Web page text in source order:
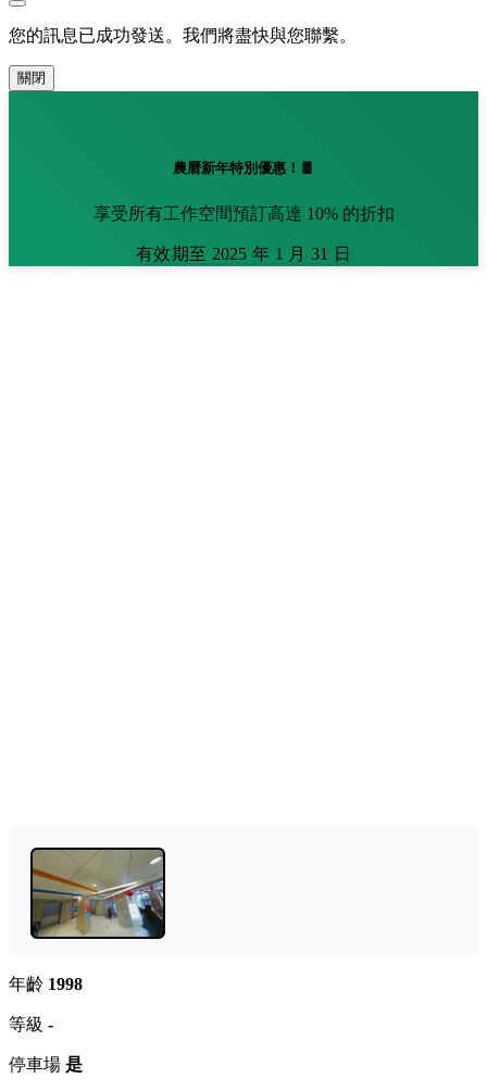
您的訊息已成功發送。我們將盡快與您聯繫。
關閉
農曆新年特別優惠！🧧
享受所有工作空間預訂高達 10% 的折扣
有效期至 2025 年 1 月 31 日
年齡 1998
等級 -
停車場 是